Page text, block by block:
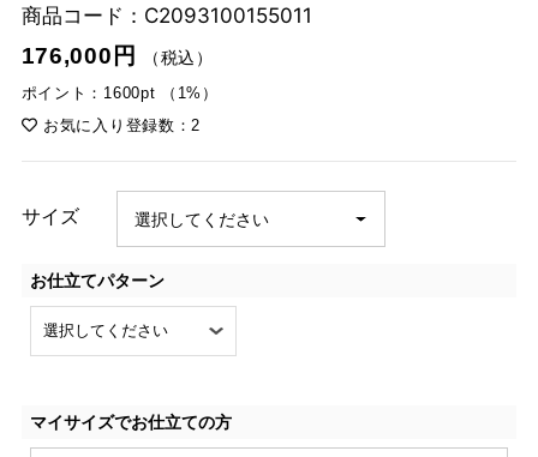
商品コード： C2093100155011
176,000円
（税込）
ポイント：1600pt （1%）
お気に入り登録数：2
サイズ
お仕立てパターン
マイサイズでお仕立ての方